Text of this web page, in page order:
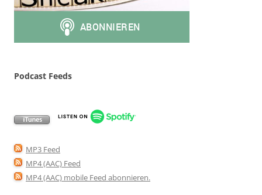
Podcast Feeds
MP3 Feed
MP4 (AAC) Feed
MP4 (AAC) mobile Feed abonnieren.